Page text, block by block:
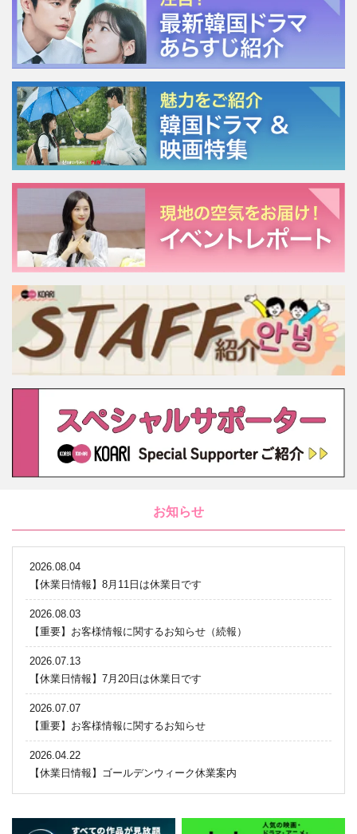
お知らせ
2026.08.04
【休業日情報】8月11日は休業日です
2026.08.03
【重要】お客様情報に関するお知らせ（続報）
2026.07.13
【休業日情報】7月20日は休業日です
2026.07.07
【重要】お客様情報に関するお知らせ
2026.04.22
【休業日情報】ゴールデンウィーク休業案内